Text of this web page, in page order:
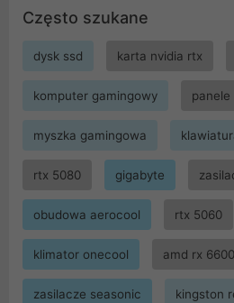
Często szukane
dysk ssd karta nvidia rtx
komputer gamingowy
myszka gamingowa
rtx 5080 gigabyte
obudowa aerocool rtx 5060
klimator onecool amd rx 6600
zasilacze seasonic kingston